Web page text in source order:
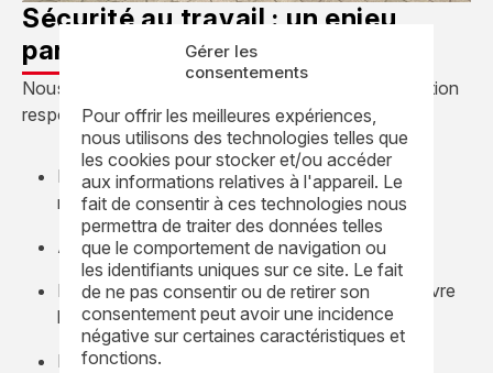
Gérer les
consentements
Pour offrir les meilleures expériences,
nous utilisons des technologies telles que
les cookies pour stocker et/ou accéder
aux informations relatives à l'appareil. Le
fait de consentir à ces technologies nous
permettra de traiter des données telles
que le comportement de navigation ou
les identifiants uniques sur ce site. Le fait
de ne pas consentir ou de retirer son
consentement peut avoir une incidence
négative sur certaines caractéristiques et
fonctions.
Sécurité au travail : un enjeu
partagé à tous les niveaux
Nous mettons en œuvre une démarche de prévention
responsable, participative:
Préparation des interventions pour réduire les
risques
Animation d’un réseau mondial d’experts HSE
Réalisation d’audits et visites sécurité pour suivre
la mise en œuvre et détecter les écarts
Focus sur le reporting des événements HIPO